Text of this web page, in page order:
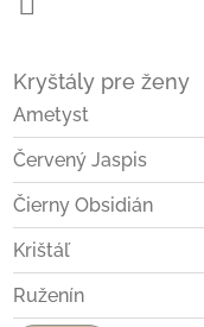
Kryštály pre ženy
Ametyst
Červený Jaspis
Čierny Obsidián
Krištáľ
Ruženín